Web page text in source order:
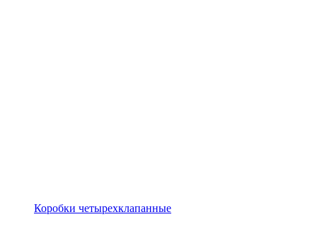
Коробки четырехклапанные